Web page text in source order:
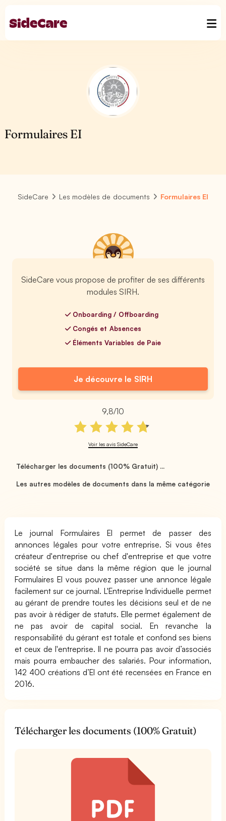
Formulaires EI
SideCare Les modèles de documents Formulaires EI
SideCare vous propose de profiter de ses différents
modules SIRH.
Onboarding / Offboarding
Congés et Absences
Éléments Variables de Paie
Je découvre le SIRH
9,8/10
Voir les avis SideCare
Télécharger les documents (100% Gratuit) ...
Les autres modèles de documents dans la même catégorie
Le journal Formulaires EI permet de passer des
annonces légales pour votre entreprise. Si vous êtes
créateur d'entreprise ou chef d'entreprise et que votre
société se situe dans la même région que le journal
Formulaires EI vous pouvez passer une annonce légale
facilement sur ce journal. L'Entreprise Individuelle permet
au gérant de prendre toutes les décisions seul et de ne
pas avoir à rédiger de statuts. Elle permet également de
ne pas avoir de capital social. En revanche la
responsabilité du gérant est totale et confond ses biens
et ceux de l'entreprise. Il ne pourra pas avoir d’associés
mais pourra embaucher des salariés. Pour information,
142 400 créations d’EI ont été recensées en France en
2016.
Télécharger les documents (100% Gratuit)